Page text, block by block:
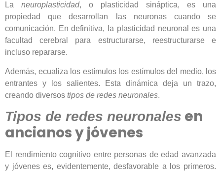
La neuroplasticidad, o plasticidad sináptica, es una
propiedad que desarrollan las neuronas cuando se
comunicación. En definitiva, la plasticidad neuronal es una
facultad cerebral para estructurarse, reestructurarse e
incluso repararse.
Además, ecualiza los estímulos los estímulos del medio, los
entrantes y los salientes. Esta dinámica deja un trazo,
creando diversos tipos de redes neuronales.
Tipos de redes neuronales en
ancianos y jóvenes
El rendimiento cognitivo entre personas de edad avanzada
y jóvenes es, evidentemente, desfavorable a los primeros.